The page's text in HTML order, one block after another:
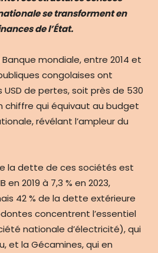
se transforment en
de l’État.
mondiale, entre 2014 et
congolaises ont
USD de pertes, soit près de 530
chiffre qui équivaut au budget
révélant l’ampleur du
la dette de ces sociétés est
en 2019 à 7,3 % en 2023,
42 % de la dette extérieure
concentrent l’essentiel
nationale d’électricité), qui
et la Gécamines, qui en